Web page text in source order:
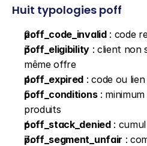
Huit typologies poff
poff_code_invalid : code
poff_eligibility : client non
même offre
poff_expired : code ou
poff_conditions : minimum
produits
poff_stack_denied :
poff_segment_unfair :